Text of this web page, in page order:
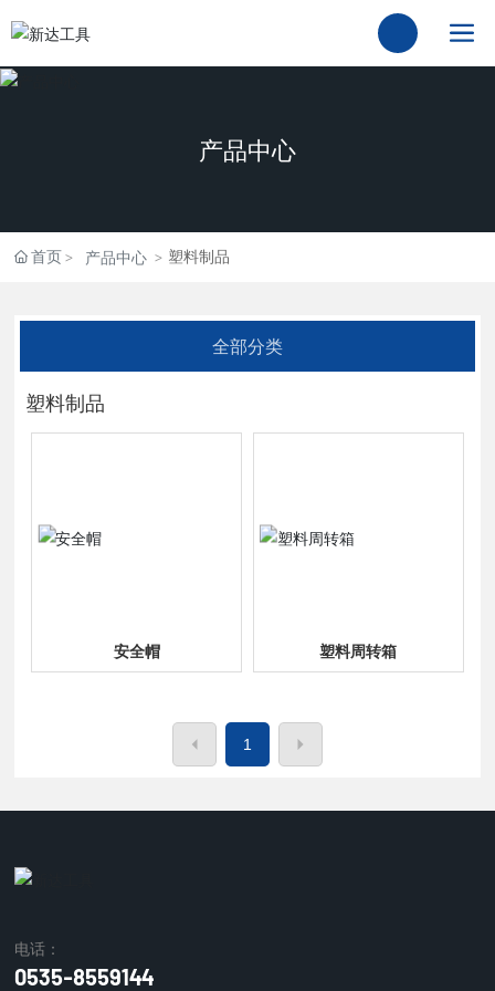
产品中心
首页 产品中心 塑料制品
全部分类
塑料制品
安全帽 塑料周转箱
1
电话：
0535-8559144